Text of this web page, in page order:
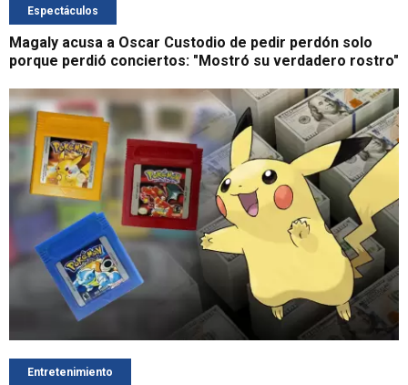
Espectáculos
Magaly acusa a Oscar Custodio de pedir perdón solo
porque perdió conciertos: "Mostró su verdadero rostro"
Entretenimiento